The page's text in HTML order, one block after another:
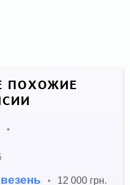
ПОХОЖИЕ
•
• 12 000 грн.